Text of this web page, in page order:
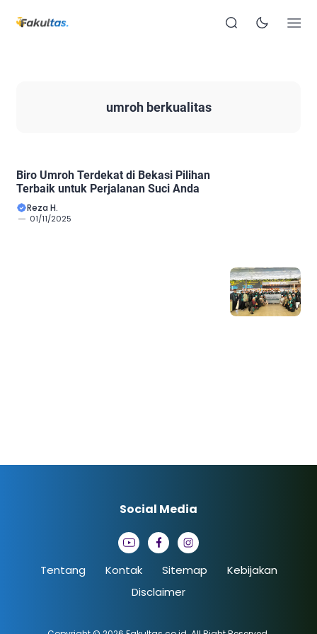
umroh berkualitas
Biro Umroh Terdekat di Bekasi Pilihan
Terbaik untuk Perjalanan Suci Anda
Reza H.
01/11/2025
Tentang Kontak Sitemap
Kebijakan
Disclaimer
Social Media